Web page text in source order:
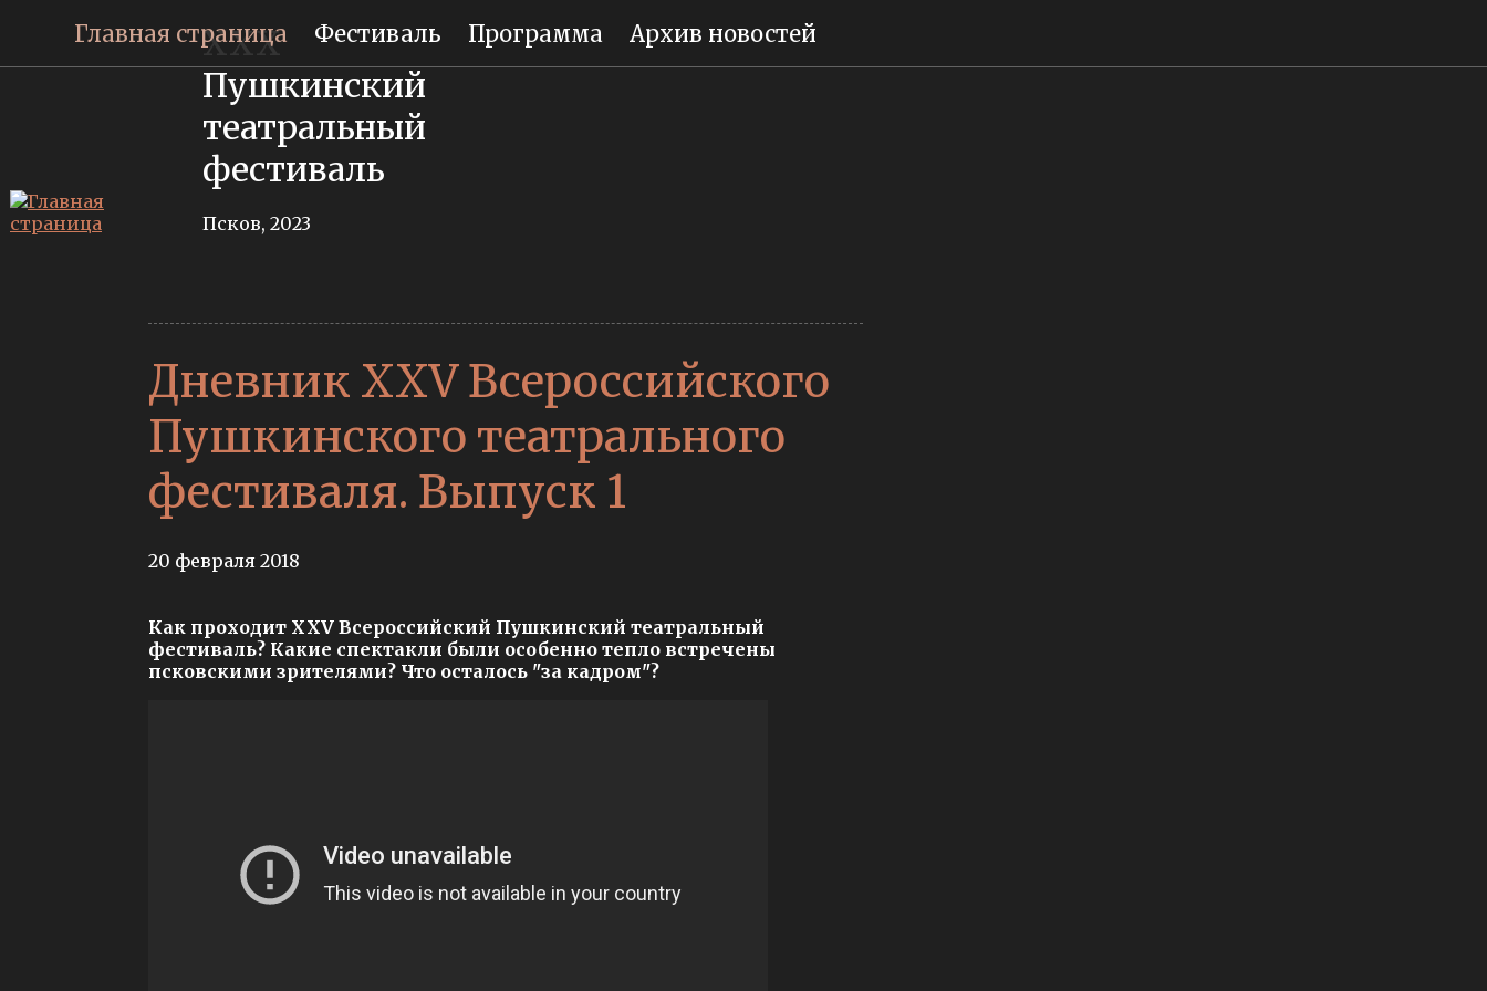
Главная страница Фестиваль Программа Архив новостей
XXX
Пушкинский
театральный
фестиваль
Псков, 2023
Дневник XXV Всероссийского
Пушкинского театрального
фестиваля. Выпуск 1
20 февраля 2018
Как проходит XXV Всероссийский Пушкинский театральный
фестиваль? Какие спектакли были особенно тепло встречены
псковскими зрителями? Что осталось "за кадром"?